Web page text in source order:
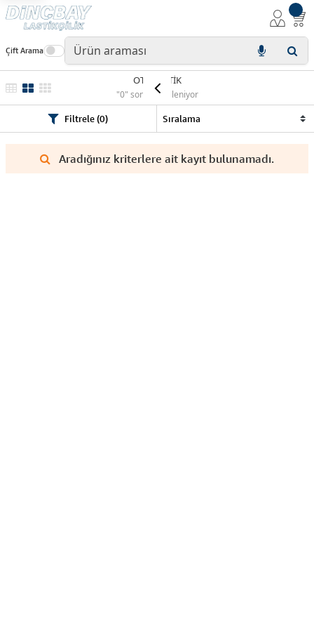
Çift Arama
OTOPRATİK
"0" sonuç listeleniyor
Filtrele (0)
Aradığınız kriterlere ait kayıt bulunamadı.